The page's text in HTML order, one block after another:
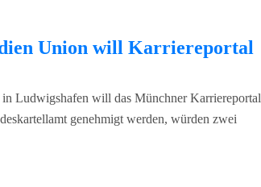
Union will Karriereportal
Ludwigshafen will das Münchner Karriereportal
genehmigt werden, würden zwei